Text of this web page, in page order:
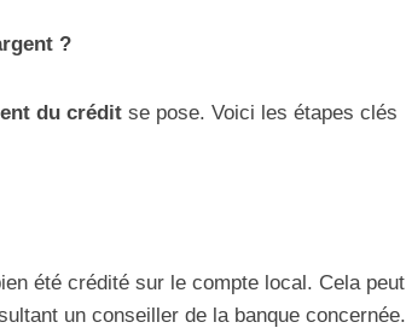
?
du crédit se pose. Voici les étapes clés
été crédité sur le compte local. Cela peut
un conseiller de la banque concernée.